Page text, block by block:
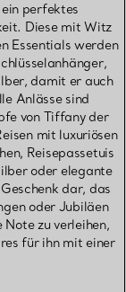
perfektes
Diese mit Witz
Essentials werden
damit er auch
Anlässe sind
von Tiffany der
mit luxuriösen
Reisepassetuis
oder elegante
dar, das
oder Jubiläen
Note zu verleihen,
für ihn mit einer